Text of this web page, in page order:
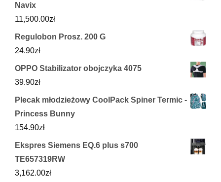
Navix
11,500.00zł
Regulobon Prosz. 200 G
24.90zł
OPPO Stabilizator obojczyka 4075
39.90zł
Plecak młodzieżowy CoolPack Spiner Termic -
Princess Bunny
154.90zł
Ekspres Siemens EQ.6 plus s700
TE657319RW
3,162.00zł